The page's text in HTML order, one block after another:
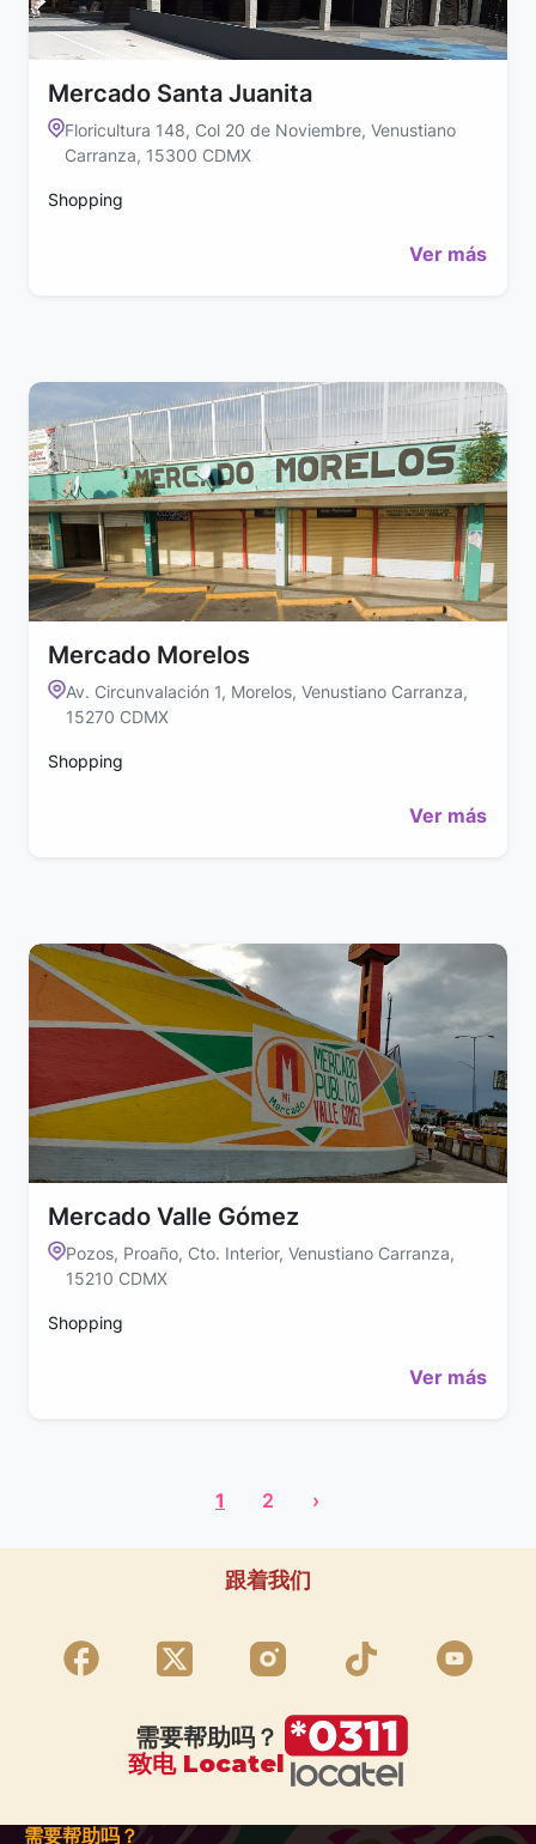
Mercado Santa Juanita
Floricultura 148, Col 20 de Noviembre, Venustiano
Carranza, 15300 CDMX
Shopping
Ver más
Mercado Morelos
Av. Circunvalación 1, Morelos, Venustiano Carranza,
15270 CDMX
Shopping
Ver más
Mercado Valle Gómez
Pozos, Proaño, Cto. Interior, Venustiano Carranza,
15210 CDMX
Shopping
Ver más
1 2 ›
跟着我们
需要帮助吗？
致电 Locatel
需要帮助吗？